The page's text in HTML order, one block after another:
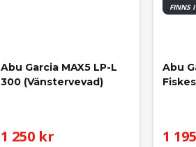
Abu Garcia MAX5 LP-L
300 (Vänstervevad)
1 250 kr
FINNS
Abu
1